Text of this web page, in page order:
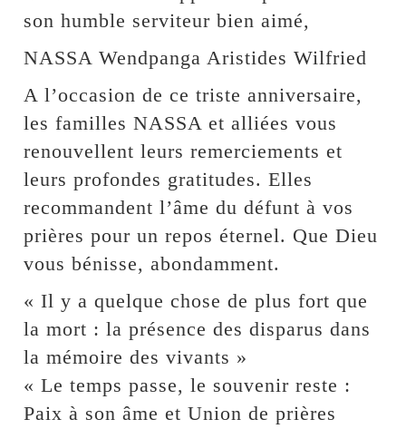
son humble serviteur bien aimé,
NASSA Wendpanga Aristides Wilfried
A l’occasion de ce triste anniversaire,
les familles NASSA et alliées vous
renouvellent leurs remerciements et
leurs profondes gratitudes. Elles
recommandent l’âme du défunt à vos
prières pour un repos éternel. Que Dieu
vous bénisse, abondamment.
« Il y a quelque chose de plus fort que
la mort : la présence des disparus dans
la mémoire des vivants »
« Le temps passe, le souvenir reste :
Paix à son âme et Union de prières